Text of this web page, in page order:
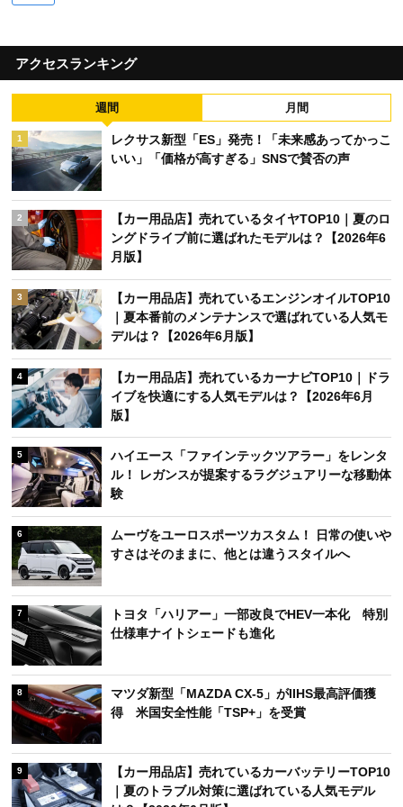
アクセスランキング
週間 月間
1
レクサス新型「ES」発売！「未来感あってかっこ
いい」「価格が高すぎる」SNSで賛否の声
2
【カー用品店】売れているタイヤTOP10｜夏のロ
ングドライブ前に選ばれたモデルは？【2026年6
月版】
3
【カー用品店】売れているエンジンオイルTOP10
｜夏本番前のメンテナンスで選ばれている人気モ
デルは？【2026年6月版】
4
【カー用品店】売れているカーナビTOP10｜ドラ
イブを快適にする人気モデルは？【2026年6月
版】
5
ハイエース「ファインテックツアラー」をレンタ
ル！ レガンスが提案するラグジュアリーな移動体
験
6
ムーヴをユーロスポーツカスタム！ 日常の使いや
すさはそのままに、他とは違うスタイルへ
7
トヨタ「ハリアー」一部改良でHEV一本化 特別
仕様車ナイトシェードも進化
8
マツダ新型「MAZDA CX-5」がIIHS最高評価獲
得 米国安全性能「TSP+」を受賞
9
【カー用品店】売れているカーバッテリーTOP10
｜夏のトラブル対策に選ばれている人気モデル